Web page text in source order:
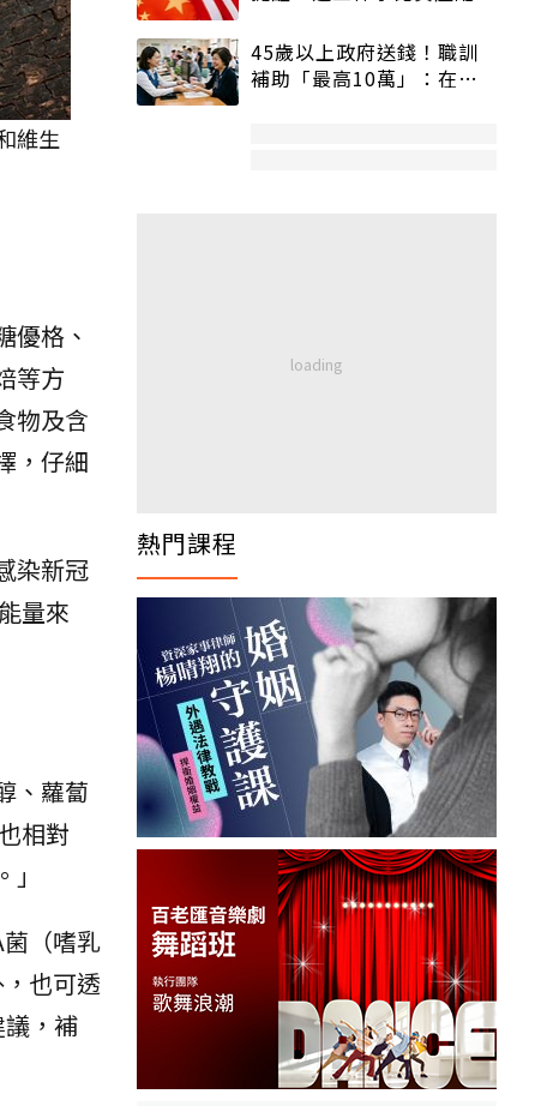
維生
優格、
等方
物及含
，仔細
染新冠
量來
、蘿蔔
相對
（嗜乳
也可透
，補
45歲以上政府送錢！職訓
補助「最高10萬」：在
熱門課程